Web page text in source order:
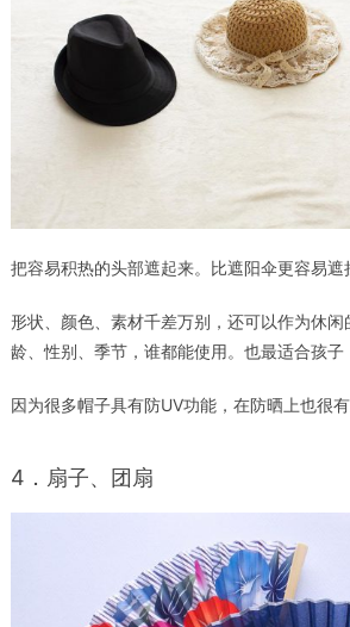
把容易积热的头部遮起来。比遮阳伞更容易遮
形状、颜色、素材千差万别，还可以作为休
龄、性别、季节，谁都能使用。也最适合孩子
因为很多帽子具有防UV功能，在防晒上也很有
4．扇子、团扇